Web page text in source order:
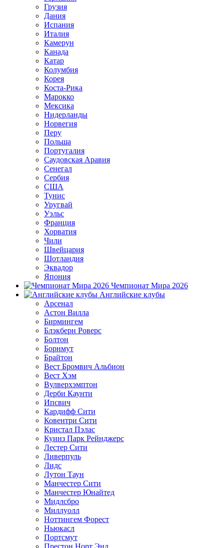
Грузия
Дания
Испания
Италия
Камерун
Канада
Катар
Колумбия
Корея
Коста-Рика
Марокко
Мексика
Нидерланды
Норвегия
Перу
Польша
Португалия
Саудовская Аравия
Сенегал
Сербия
США
Тунис
Уругвай
Уэльс
Франция
Хорватия
Чили
Швейцария
Шотландия
Эквадор
Япония
Чемпионат Мира 2026
Английские клубы
Арсенал
Астон Вилла
Бирмингем
Блэкберн Роверс
Болтон
Борнмут
Брайтон
Вест Бромвич Альбион
Вест Хэм
Вулверхэмптон
Дерби Каунти
Ипсвич
Кардифф Сити
Ковентри Сити
Кристал Пэлас
Куинз Парк Рейнджерс
Лестер Сити
Ливерпуль
Лидс
Лутон Таун
Манчестер Сити
Манчестер Юнайтед
Мидлсбро
Миллуолл
Ноттингем Форест
Ньюкасл
Портсмут
Престон Норт Энд